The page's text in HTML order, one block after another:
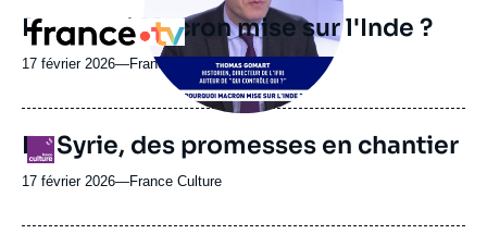
ou
émission
Logo
Pourquoi Macron mise sur l'Inde ?
17 février 2026—Nom
journal,
ou
émission
France TV
Logo
En Syrie, des promesses en chantier
17 février 2026—Nom
journal,
France Culture